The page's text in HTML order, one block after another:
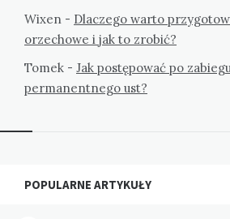
Wixen - Dlaczego warto
orzechowe i jak to zrobić?
Tomek - Jak postępować po
permanentnego ust?
Widgets
POPULARNE ARTYKUŁY